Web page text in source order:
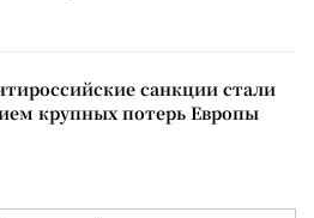
санкции стали
крупных потерь Европы